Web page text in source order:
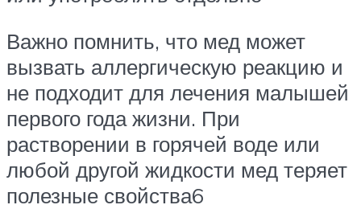
Важно помнить, что мед может
вызвать аллергическую реакцию и
не подходит для лечения малышей
первого года жизни. При
растворении в горячей воде или
любой другой жидкости мед теряет
полезные свойства6